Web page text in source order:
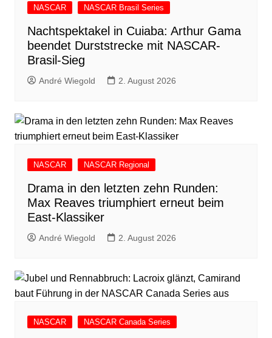
NASCAR NASCAR Brasil Series
Nachtspektakel in Cuiaba: Arthur Gama
beendet Durststrecke mit NASCAR-
Brasil-Sieg
André Wiegold 2. August 2026
NASCAR NASCAR Regional
Drama in den letzten zehn Runden:
Max Reaves triumphiert erneut beim
East-Klassiker
André Wiegold 2. August 2026
NASCAR NASCAR Canada Series